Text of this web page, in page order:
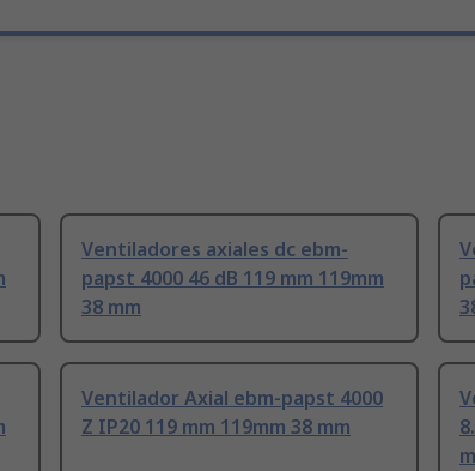
Ventiladores axiales dc ebm-
papst 4000 46 dB 119 mm 119mm
38 mm
Ventilador Axial ebm-papst 4000
Z IP20 119 mm 119mm 38 mm